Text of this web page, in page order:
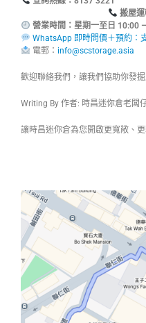
搬屋
營業時間：星期一至日
WhatsApp 即時問價＋預約：
電郵： info@scstorage.asia
歡迎聯絡我們，讓我們協助你發
Writing By 作者: 時昌迷你倉老闆
讓時昌迷你倉為您開啟更寬敞、更